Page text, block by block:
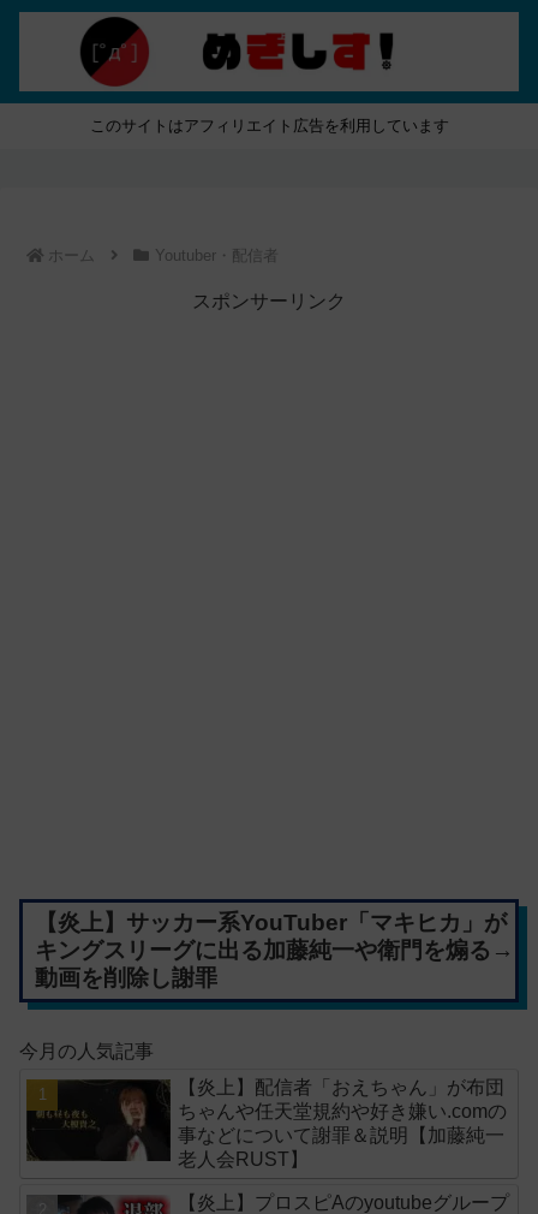
このサイトはアフィリエイト広告を利用しています
ホーム Youtuber・配信者
スポンサーリンク
【炎上】サッカー系YouTuber「マキヒカ」が
キングスリーグに出る加藤純一や衛門を煽る→
動画を削除し謝罪
今月の人気記事
【炎上】配信者「おえちゃん」が布団
ちゃんや任天堂規約や好き嫌い.comの
事などについて謝罪＆説明【加藤純一
老人会RUST】
【炎上】プロスピAのyoutubeグループ